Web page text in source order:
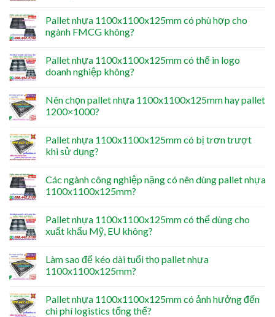
Pallet nhựa 1100x1100x125mm có phù hợp cho
ngành FMCG không?
Pallet nhựa 1100x1100x125mm có thể in logo
doanh nghiệp không?
Nên chọn pallet nhựa 1100x1100x125mm hay pallet
1200×1000?
Pallet nhựa 1100x1100x125mm có bị trơn trượt
khi sử dụng?
Các ngành công nghiệp nặng có nên dùng pallet nhựa
1100x1100x125mm?
Pallet nhựa 1100x1100x125mm có thể dùng cho
xuất khẩu Mỹ, EU không?
Làm sao để kéo dài tuổi thọ pallet nhựa
1100x1100x125mm?
Pallet nhựa 1100x1100x125mm có ảnh hưởng đến
chi phí logistics tổng thể?